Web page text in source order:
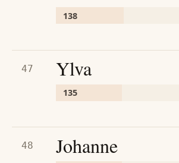
138
47 Ylva
135
48 Johanne